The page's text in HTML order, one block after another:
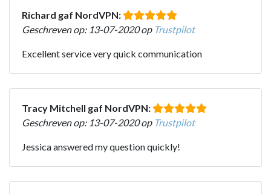
Richard gaf NordVPN:
Geschreven op: 13-07-2020 op Trustpilot
Excellent service very quick communication
Tracy Mitchell gaf NordVPN:
Geschreven op: 13-07-2020 op Trustpilot
Jessica answered my question quickly!